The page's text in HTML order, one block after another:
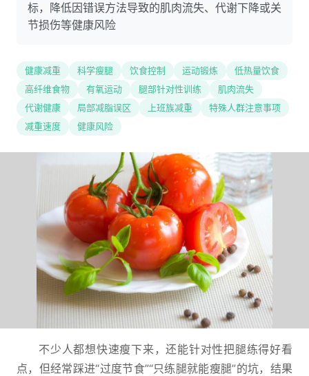
标，降低因错误方法导致的肌肉流失、代谢下降或关
节损伤等健康风险
健康减重 科学瘦腿 饮食控制 运动锻炼
低热量饮食
高纤维食物
有氧运动 腿部针对性训练
肌肉流失
代谢健康
局部减脂误区 上班族减重
特殊人群注意事项
减重速度
健康风险
不少人都想快速瘦下来，还能针对性把腿练得好看
点，但经常踩进“过度节食”“只练腿就能瘦腿”的坑，结果